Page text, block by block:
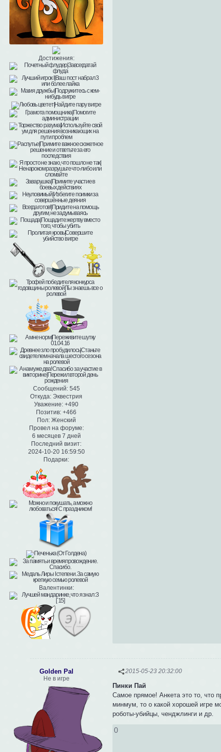
Достижения:
Сообщений:545
Откуда: Эквестрия
Уважение: +490
Позитив: +466
Пол:Женский
Провел на форуме:
6 месяцев 7 дней
Последний визит:
2024-10-20 16:59:50
Подарки:
Валентинки:
2015-05-23 20:32:00
Golden Pal
Не в игре
Пинки Пай
Самое прямое! Анкета это то, что
минмум, то о какой хорошей игре
роботы-убийцы, ченджлинги и др.
0